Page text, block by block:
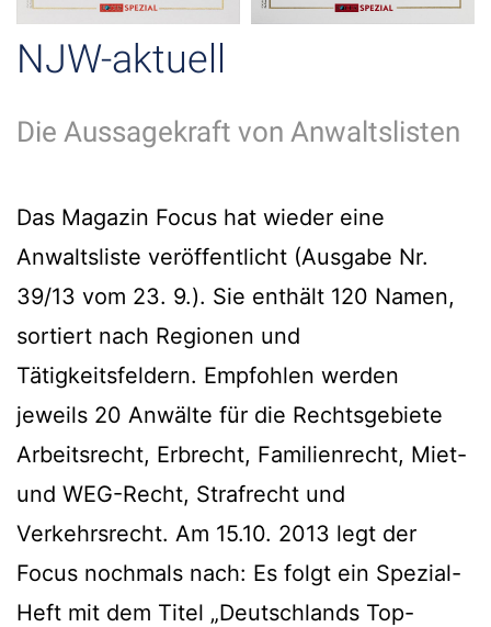
NJW-aktuell
Die Aussagekraft von Anwaltslisten
Das Magazin Focus hat wieder eine
Anwaltsliste veröffentlicht (Ausgabe Nr.
39/13 vom 23. 9.). Sie enthält 120 Namen,
sortiert nach Regionen und
Tätigkeitsfeldern. Empfohlen werden
jeweils 20 Anwälte für die Rechtsgebiete
Arbeitsrecht, Erbrecht, Familienrecht, Miet-
und WEG-Recht, Strafrecht und
Verkehrsrecht. Am 15.10. 2013 legt der
Focus nochmals nach: Es folgt ein Spezial-
Heft mit dem Titel „Deutschlands Top-